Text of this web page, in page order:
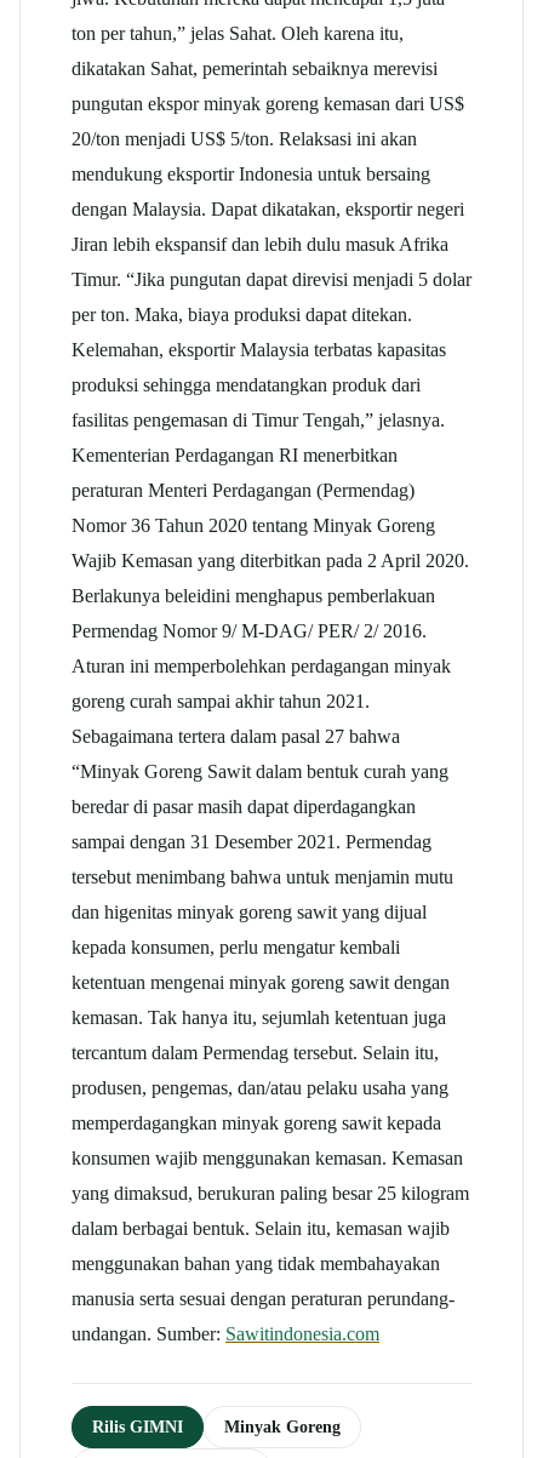
ton per tahun,” jelas Sahat. Oleh karena itu,
dikatakan Sahat, pemerintah sebaiknya merevisi
pungutan ekspor minyak goreng kemasan dari US$
20/ton menjadi US$ 5/ton. Relaksasi ini akan
mendukung eksportir Indonesia untuk bersaing
dengan Malaysia. Dapat dikatakan, eksportir negeri
Jiran lebih ekspansif dan lebih dulu masuk Afrika
Timur. “Jika pungutan dapat direvisi menjadi 5 dolar
per ton. Maka, biaya produksi dapat ditekan.
Kelemahan, eksportir Malaysia terbatas kapasitas
produksi sehingga mendatangkan produk dari
fasilitas pengemasan di Timur Tengah,” jelasnya.
Kementerian Perdagangan RI menerbitkan
peraturan Menteri Perdagangan (Permendag)
Nomor 36 Tahun 2020 tentang Minyak Goreng
Wajib Kemasan yang diterbitkan pada 2 April 2020.
Berlakunya beleidini menghapus pemberlakuan
Permendag Nomor 9/ M-DAG/ PER/ 2/ 2016.
Aturan ini memperbolehkan perdagangan minyak
goreng curah sampai akhir tahun 2021.
Sebagaimana tertera dalam pasal 27 bahwa
“Minyak Goreng Sawit dalam bentuk curah yang
beredar di pasar masih dapat diperdagangkan
sampai dengan 31 Desember 2021. Permendag
tersebut menimbang bahwa untuk menjamin mutu
dan higenitas minyak goreng sawit yang dijual
kepada konsumen, perlu mengatur kembali
ketentuan mengenai minyak goreng sawit dengan
kemasan. Tak hanya itu, sejumlah ketentuan juga
tercantum dalam Permendag tersebut. Selain itu,
produsen, pengemas, dan/atau pelaku usaha yang
memperdagangkan minyak goreng sawit kepada
konsumen wajib menggunakan kemasan. Kemasan
yang dimaksud, berukuran paling besar 25 kilogram
dalam berbagai bentuk. Selain itu, kemasan wajib
menggunakan bahan yang tidak membahayakan
manusia serta sesuai dengan peraturan perundang-
undangan. Sumber: Sawitindonesia.com
Rilis GIMNI Minyak Goreng